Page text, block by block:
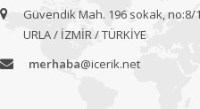
Güvendik Mah. 196 sokak, no:8/1
URLA / İZMİR / TÜRKİYE
merhaba@icerik.net